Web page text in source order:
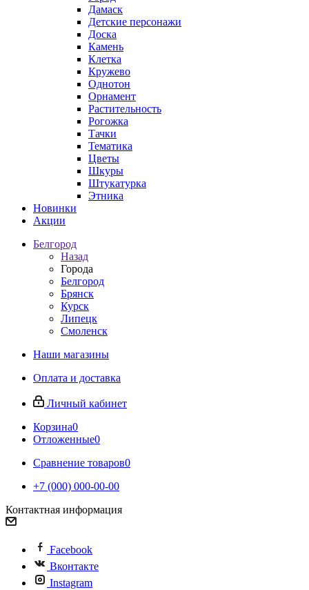
Дамаск
Детские персонажи
Доска
Камень
Клетка
Кружево
Однотон
Орнамент
Растительность
Рогожка
Тачки
Тематика
Цветы
Шкуры
Штукатурка
Этника
Новинки
Акции
Белгород
Назад
Города
Белгород
Брянск
Курск
Липецк
Смоленск
Наши магазины
Оплата и доставка
Личный кабинет
Корзина0
Отложенные0
Сравнение товаров0
+7 (000) 000-00-00
Контактная информация
Facebook
Вконтакте
Instagram